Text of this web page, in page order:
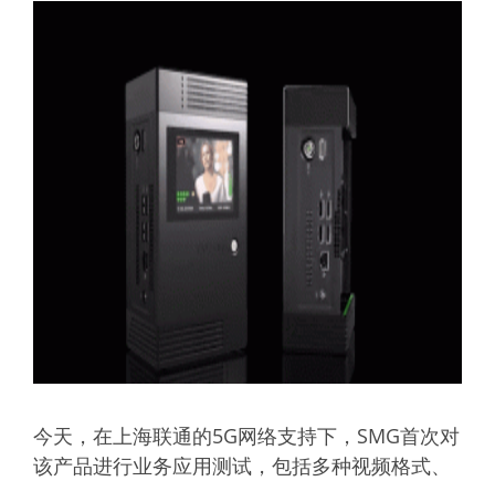
今天，在上海联通的5G网络支持下，SMG首次对
该产品进行业务应用测试，包括多种视频格式、